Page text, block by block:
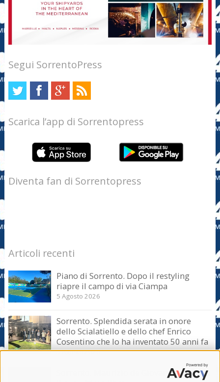
Segui SorrentoPress
Scarica l’app di Sorrentopress
Diventa fan di Sorrentopress
Articoli recenti
Piano di Sorrento. Dopo il restyling
riapre il campo di via Ciampa
5 Agosto 2026
Sorrento. Splendida serata in onore
dello Scialatiello e dello chef Enrico
Cosentino che lo ha inventato 50 anni fa
5 Agosto 2026
Sorrento. Maurizio de Giovanni presenta